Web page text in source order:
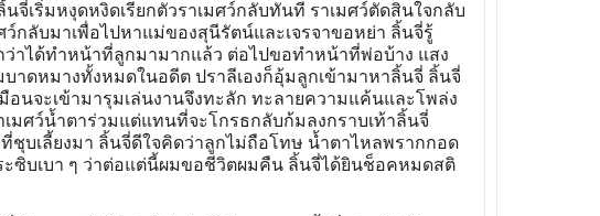
จี่เริ่มหงุดหงิดเรียกตัวราเมศว์กลับทันที ราเมศว์ตัดสินใจกลับ
กลับมาเพื่อไปหาแม่ของสุนีรัตน์และเจรจาขอหย่า ลิ้นจี่รู้
ว่าได้ทำหน้าที่ลูกมามากแล้ว ต่อไปขอทำหน้าที่พ่อบ้าง แสง
าดหมางทั้งหมดในอดีต ปราลีเองก็อุ้มลูกเข้ามาหาลิ้นจี่ ลิ้นจี่
นจะเข้ามารุมเล่นงานจึงทะลัก ทะลายความแค้นและโพล่ง
มศว์น้ำตาร่วมแต่แทนที่จะโกรธกลับก้มลงกราบเท้าลิ้นจี่
บเลี้ยงมา ลิ้นจี่ดีใจคิดว่าลูกไม่ถือโทษ น้ำตาไหลพรากกอด
ะซิบเบา ๆ ว่าต่อแต่นี้ผมขอชีวิตผมคืน ลิ้นจี่ได้ยินช็อคหมดสติ